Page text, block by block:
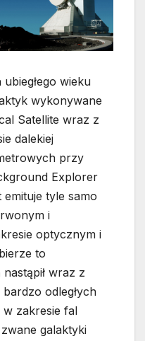
wieku
wykonywane
Satellite wraz z
dalekiej
przy
Explorer
emituje tyle samo
i
optycznym i
to
wraz z
odległych
w zakresie fal
galaktyki